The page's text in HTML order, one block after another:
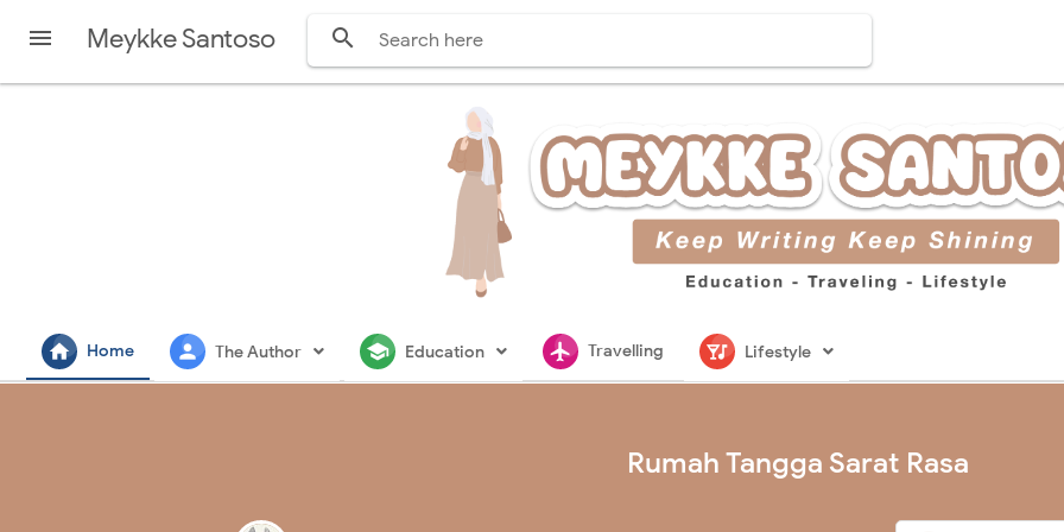
 Meykke Santoso 
home Home person The Author school Education flightsmodeTravelling nightlife Lifestyle
Rumah Tangga Sarat Rasa